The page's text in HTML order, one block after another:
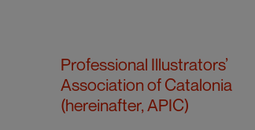
Professional Illustrators’
Association of Catalonia
(hereinafter, APIC)